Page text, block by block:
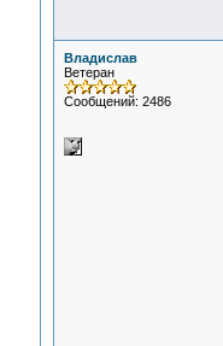
Владислав
Ветеран
Сообщений: 2486